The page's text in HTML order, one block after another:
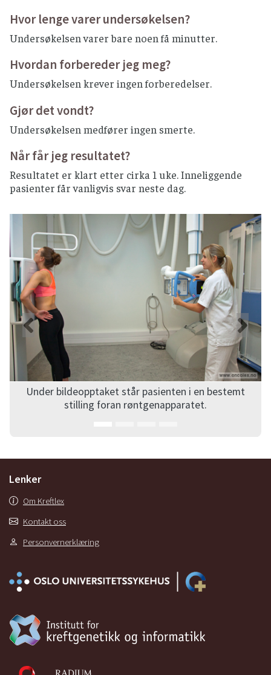
Hvor lenge varer undersøkelsen?
Undersøkelsen varer bare noen få minutter.
Hvordan forbereder jeg meg?
Undersøkelsen krever ingen forberedelser.
Gjør det vondt?
Undersøkelsen medfører ingen smerte.
Når får jeg resultatet?
Resultatet er klart etter cirka 1 uke. Inneliggende
pasienter får vanligvis svar neste dag.
Under bildeopptaket står pasienten i en bestemt
stilling foran røntgenapparatet.
Forrige
Lenker
Om Kreftlex
Kontakt oss
Personvernerklæring